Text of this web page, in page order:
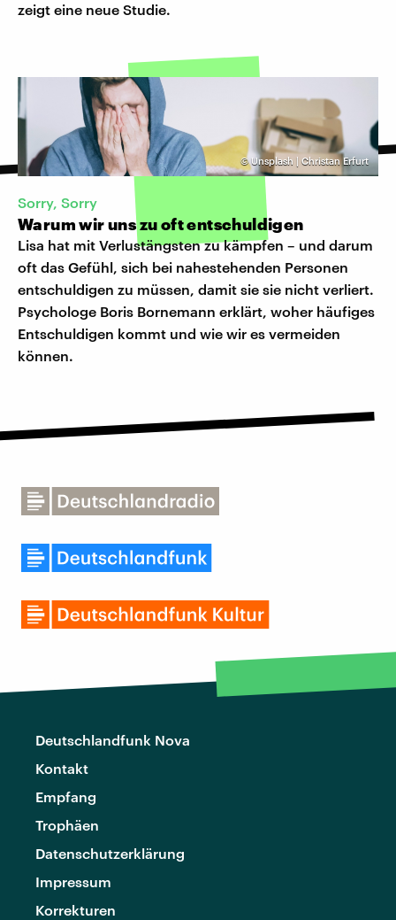
zeigt eine neue Studie.
©Unsplash | Christan Erfurt
Sorry, Sorry
Warum wir uns zu oft entschuldigen
Lisa hat mit Verlustängsten zu kämpfen – und darum
oft das Gefühl, sich bei nahestehenden Personen
entschuldigen zu müssen, damit sie sie nicht verliert.
Psychologe Boris Bornemann erklärt, woher häufiges
Entschuldigen kommt und wie wir es vermeiden
können.
Deutschlandfunk Nova
Kontakt
Empfang
Trophäen
Datenschutzerklärung
Impressum
Korrekturen